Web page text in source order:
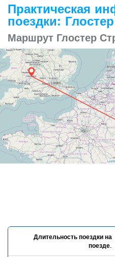
Практическая
поездки:
Маршрут Глостер
Длительность поездки на
поезде.